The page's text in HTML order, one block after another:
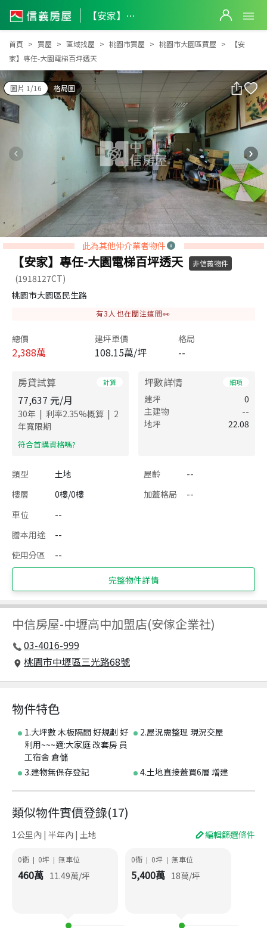
【安家】專任-大園電梯百坪透天
【安家】專任-大園電梯百坪透天
首頁 買屋 區域找屋 桃園市買屋 桃園市大園區買屋
【安
家】專任-大園電梯百坪透天
圖片 1/16 格局圖
此為其他仲介業者物件
【安家】專任-大園電梯百坪透天 非信義物件
(1918127CT)
桃園市大園區民生路
有3 人也在關注這間👀
總價
2,388萬
建坪單價
108.15萬/坪
格局
--
房貸試算 計算
77,637 元/月
30年 | 利率2.35%概算 | 2
年寬限期
​符合首購資格嗎?
坪數詳情 細項
建坪
0
主建物
--
地坪
22.08
類型 土地 屋齡
--
樓層
0樓/0樓 加蓋格局
--
車位
--
謄本用途
--
使用分區
--
完整物件詳情
中信房屋-中壢高中加盟店(安傢企業社)
03-4016-999
桃園市中壢區三光路68號
物件特色
1.大坪數 木板隔間 好規劃 好
利用~~~適:大家庭 改套房 員
工宿舍 倉儲
2.屋況需整理 現況交屋
3.建物無保存登記 4.土地直接蓋買6層 增建
類似物件實價登錄(17)
1公里內 | 半年內 | 土地 編輯篩選條件
0衛 | 0坪 | 無車位
460萬 11.49萬/坪
0衛 | 0坪 | 無車位
5,400萬 18萬/坪